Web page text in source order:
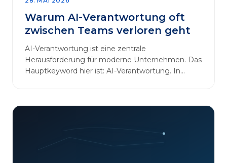
Warum AI-Verantwortung oft
zwischen Teams verloren geht
AI-Verantwortung ist eine zentrale
Herausforderung für moderne Unternehmen. Das
Hauptkeyword hier ist: AI-Verantwortung. In